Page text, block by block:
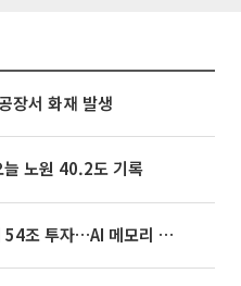
장서 화재 발생
노원 40.2도 기록
SK하이닉스, 용인·청주에 54조 투자…AI 메모리 생산기지 키운다